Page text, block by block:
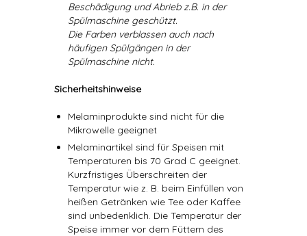
Beschädigung und Abrieb z.B. in der
Spülmaschine geschützt.
Die Farben verblassen auch nach
häufigen Spülgängen in der
Spülmaschine nicht.
Sicherheitshinweise
Melaminprodukte sind nicht für die
Mikrowelle geeignet
Melaminartikel sind für Speisen mit
Temperaturen bis 70 Grad C geeignet.
Kurzfristiges Überschreiten der
Temperatur wie z. B. beim Einfüllen von
heißen Getränken wie Tee oder Kaffee
sind unbedenklich. Die Temperatur der
Speise immer vor dem Füttern des